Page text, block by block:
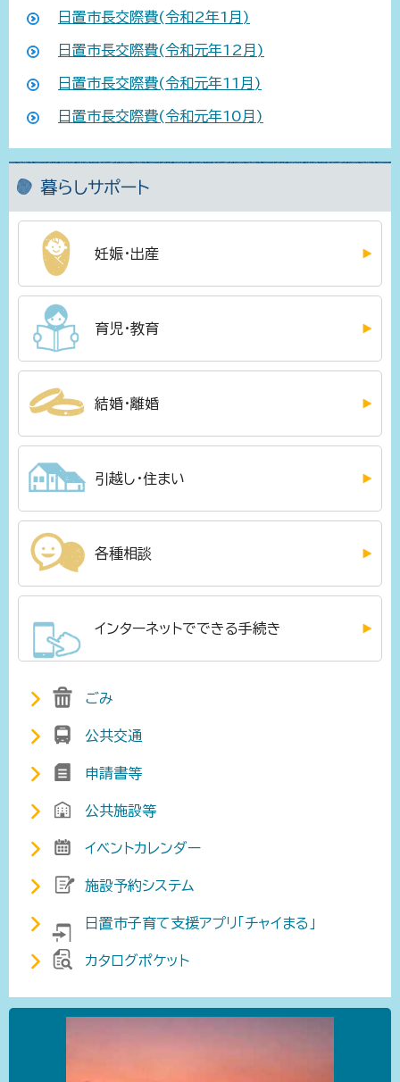
日置市長交際費(令和2年1月)
日置市長交際費(令和元年12月)
日置市長交際費(令和元年11月)
日置市長交際費(令和元年10月)
暮らしサポート
妊娠・出産
育児・教育
結婚・離婚
引越し・住まい
各種相談
インターネットでできる手続き
ごみ
公共交通
申請書等
公共施設等
イベントカレンダー
施設予約システム
日置市子育て支援アプリ「チャイまる」
カタログポケット